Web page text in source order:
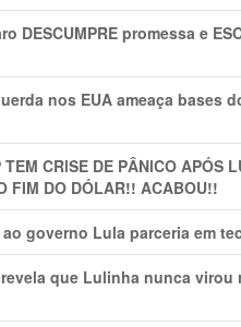
DESCUMPRE promessa e
nos EUA ameaça bases
CRlSE DE PÂNlCO APÓS
FIM DO DÓLAR!! ACABOU!!
governo Lula parceria em
que Lulinha nunca virou